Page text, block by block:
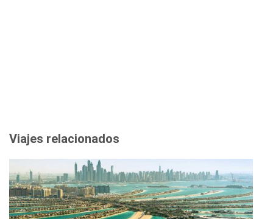
Viajes relacionados